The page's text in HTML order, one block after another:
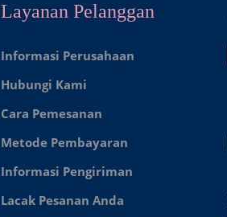
Layanan Pelanggan
Informasi Perusahaan
Hubungi Kami
Cara Pemesanan
Metode Pembayaran
Informasi Pengiriman
Lacak Pesanan Anda